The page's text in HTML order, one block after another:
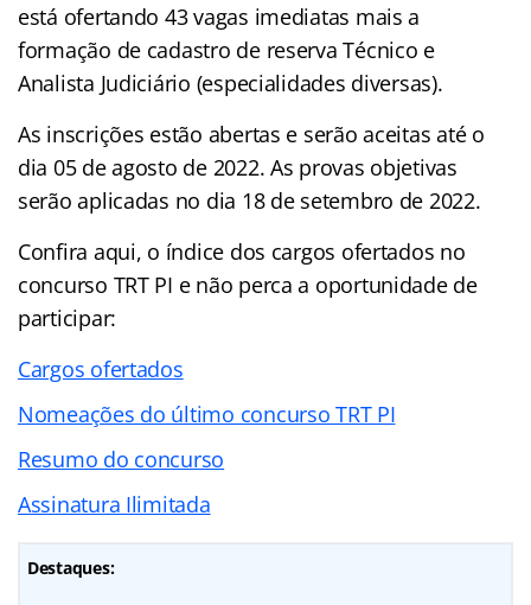
está ofertando 43 vagas imediatas mais a
formação de cadastro de reserva Técnico e
Analista Judiciário (especialidades diversas).
As inscrições estão abertas e serão aceitas até o
dia 05 de agosto de 2022. As provas objetivas
serão aplicadas no dia 18 de setembro de 2022.
Confira aqui, o índice dos cargos ofertados no
concurso TRT PI e não perca a oportunidade de
participar:
Cargos ofertados
Nomeações do último concurso TRT PI
Resumo do concurso
Assinatura Ilimitada
Destaques: